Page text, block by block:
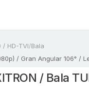
/ HD-TVI/Bala
/ Gran Angular
/ Bala